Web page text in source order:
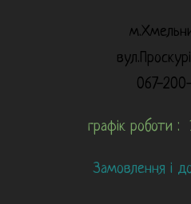
067-
графік роботи
Замовлення і